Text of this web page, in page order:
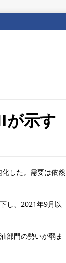
が示す
した。需要は依然
し、2021年9月以
部門の勢いが弱ま